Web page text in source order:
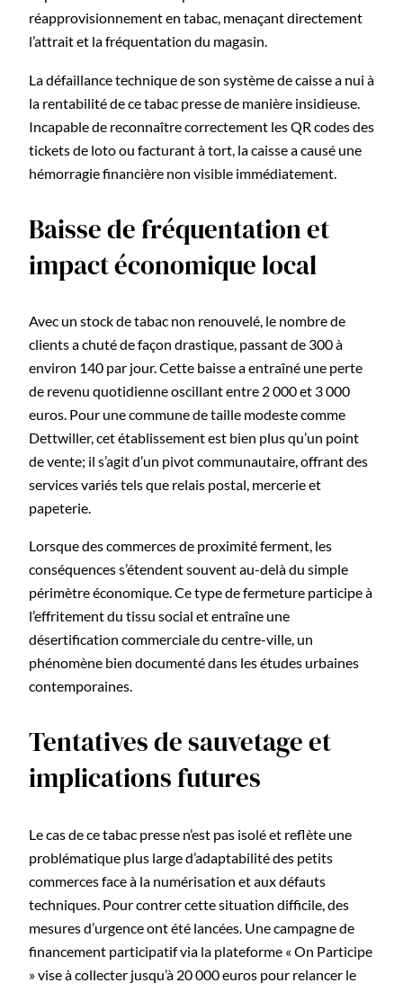
réapprovisionnement en tabac, menaçant directement
l’attrait et la fréquentation du magasin.
La défaillance technique de son système de caisse a nui à
la rentabilité de ce tabac presse de manière insidieuse.
Incapable de reconnaître correctement les QR codes des
tickets de loto ou facturant à tort, la caisse a causé une
hémorragie financière non visible immédiatement.
Baisse de fréquentation et
impact économique local
Avec un stock de tabac non renouvelé, le nombre de
clients a chuté de façon drastique, passant de 300 à
environ 140 par jour. Cette baisse a entraîné une perte
de revenu quotidienne oscillant entre 2 000 et 3 000
euros. Pour une commune de taille modeste comme
Dettwiller, cet établissement est bien plus qu’un point
de vente; il s’agit d’un pivot communautaire, offrant des
services variés tels que relais postal, mercerie et
papeterie.
Lorsque des commerces de proximité ferment, les
conséquences s’étendent souvent au-delà du simple
périmètre économique. Ce type de fermeture participe à
l’effritement du tissu social et entraîne une
désertification commerciale du centre-ville, un
phénomène bien documenté dans les études urbaines
contemporaines.
Tentatives de sauvetage et
implications futures
Le cas de ce tabac presse n’est pas isolé et reflète une
problématique plus large d’adaptabilité des petits
commerces face à la numérisation et aux défauts
techniques. Pour contrer cette situation difficile, des
mesures d’urgence ont été lancées. Une campagne de
financement participatif via la plateforme « On Participe
» vise à collecter jusqu’à 20 000 euros pour relancer le